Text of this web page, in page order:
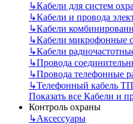
↳Кабели для систем
↳Кабели и провода
↳Кабели
↳Кабели микрофонные
↳Кабели
↳Провода
↳Провода телефонные
↳Телефонный кабель
Показать все Кабели и
Контроль охраны
↳Аксессуары